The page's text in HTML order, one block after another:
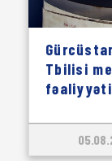
Tbilisi